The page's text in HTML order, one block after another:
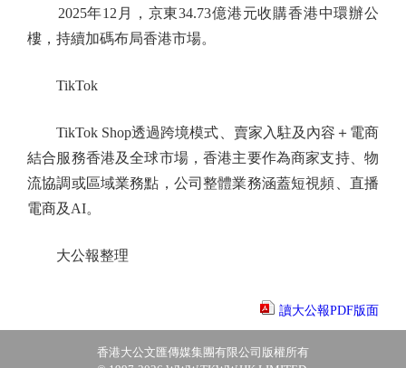
2025年12月，京東34.73億港元收購香港中環辦公
樓，持續加碼布局香港市場。
TikTok
TikTok Shop透過跨境模式、賣家入駐及內容＋電商
結合服務香港及全球市場，香港主要作為商家支持、物
流協調或區域業務點，公司整體業務涵蓋短視頻、直播
電商及AI。
大公報整理
讀大公報PDF版面
香港大公文匯傳媒集團有限公司版權所有